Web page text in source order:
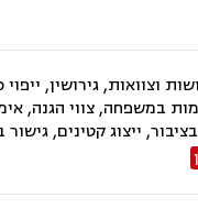
וצוואות, גירושין,
במשפחה, צווי הגנה,
ייצוג קטינים,